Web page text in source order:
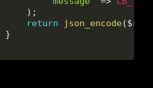
) ;
return
json_encode($rs
}